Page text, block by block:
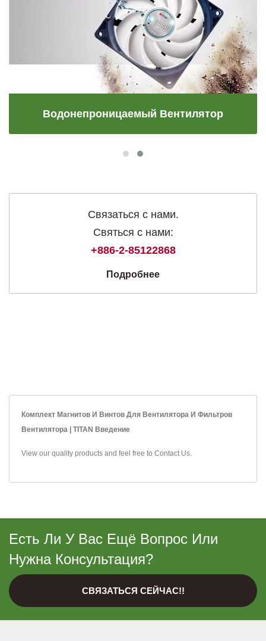
Водонепроницаемый Вентилятор
Связаться с нами.
Святься с нами:
+886-2-85122868
Подробнее
Комплект Магнитов И Винтов Для Вентилятора И Фильтров
Вентилятора | TITAN Введение
View our quality products and feel free to Contact Us.
Есть Ли У Вас Ещё Вопрос Или
Нужна Консультация?
СВЯЗАТЬСЯ СЕЙЧАС!!